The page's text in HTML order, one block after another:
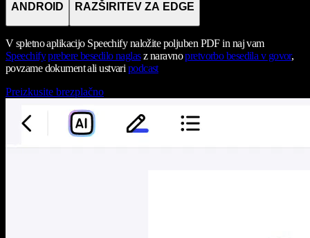
ANDROID RAZŠIRITEV ZA EDGE
V spletno aplikacijo Speechify naložite poljuben PDF in naj vam
Speechify prebere besedilo naglasz naravnopretvorbo besedila v govor,
povzame dokument ali ustvari podcast
Preizkusite brezplačno